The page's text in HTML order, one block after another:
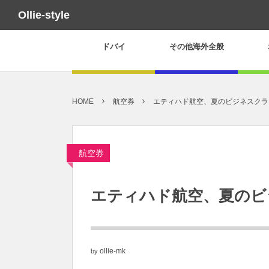
Ollie-style
ドバイ その他海外全般
HOME 航空券 エティハド航空、夏のビジネスク
航空券
エティハド航空、夏の
by ollie-mk